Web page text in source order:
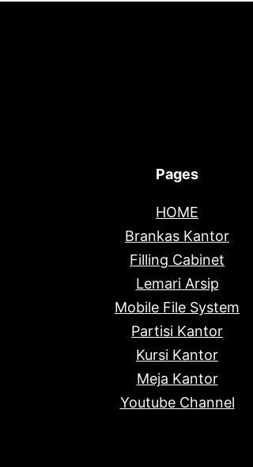
Pages
HOME
Brankas Kantor
Filling Cabinet
Lemari Arsip
Mobile File System
Partisi Kantor
Kursi Kantor
Meja Kantor
Youtube Channel